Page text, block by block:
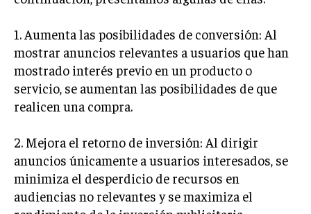
INVERSIONES Y MERCADOS FINANCIEROS
CONTABILIDAD EMPRESARIAL
ECONOMÍA EMPRESARIAL
INTERNACIONAL
EXPANSIÓN GLOBAL
IMPORTACIÓN Y EXPORTACIÓN
1. Aumenta las posibilidades de conversión: Al
mostrar anuncios relevantes a usuarios que han
mostrado interés previo en un producto o
servicio, se aumentan las posibilidades de que
realicen una compra.
2. Mejora el retorno de inversión: Al dirigir
anuncios únicamente a usuarios interesados, se
minimiza el desperdicio de recursos en
audiencias no relevantes y se maximiza el